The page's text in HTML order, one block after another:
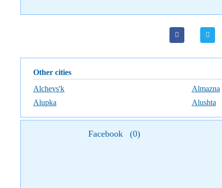
ставки Гитлера под Винницей «Вервольф». Разрушений
Other cities
Alchevs'k
Almazna
Alupka
Alushta
Facebook (0)